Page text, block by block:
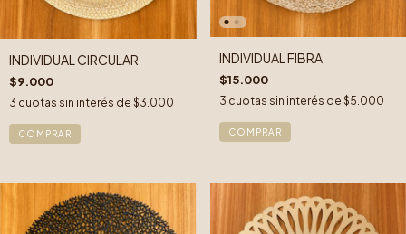
INDIVIDUAL CIRCULAR
$9.000
3 cuotas sin interés de $3.000
INDIVIDUAL FIBRA
$15.000
3 cuotas sin interés de $5.000